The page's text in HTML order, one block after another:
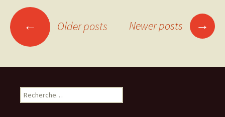
Posts
navigation
← Older posts Newer posts →
R
e